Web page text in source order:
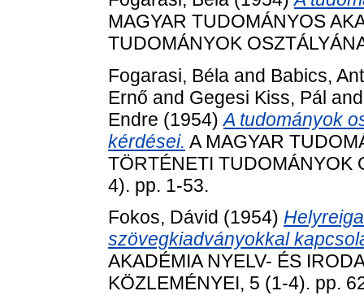
MAGYAR TUDOMÁNYOS
TUDOMÁNYOK
Fogarasi, Béla and Babics,
Ernő and Gegesi Kiss, Pál
Endre (1954)A tudományok
kérdései. A MAGYAR
TÖRTÉNETI TUDOMÁNYOK
4). pp. 1-53.
Fokos, Dávid (1954)
szövegkiadványokkal
AKADÉMIA NYELV- ÉS
KÖZLEMÉNYEI, 5 (1-4). pp.